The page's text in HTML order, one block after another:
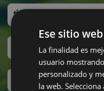
Leisure activities and
San Fermin
Ese sitio
La finalidad es
usuario
personalizado y
la web.